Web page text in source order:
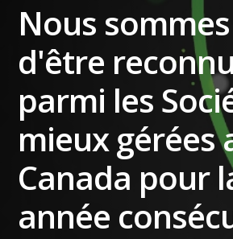
Nous
d'être
parmi les
mieux gérées
Canada pour
année